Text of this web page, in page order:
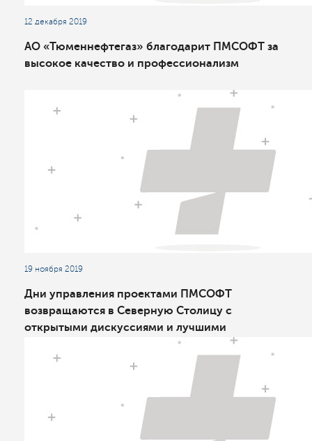
12 декабря 2019
АО «Тюменнефтегаз» благодарит ПМСОФТ за
высокое качество и профессионализм
19 ноября 2019
Дни управления проектами ПМСОФТ
возвращаются в Северную Столицу с
открытыми дискуссиями и лучшими